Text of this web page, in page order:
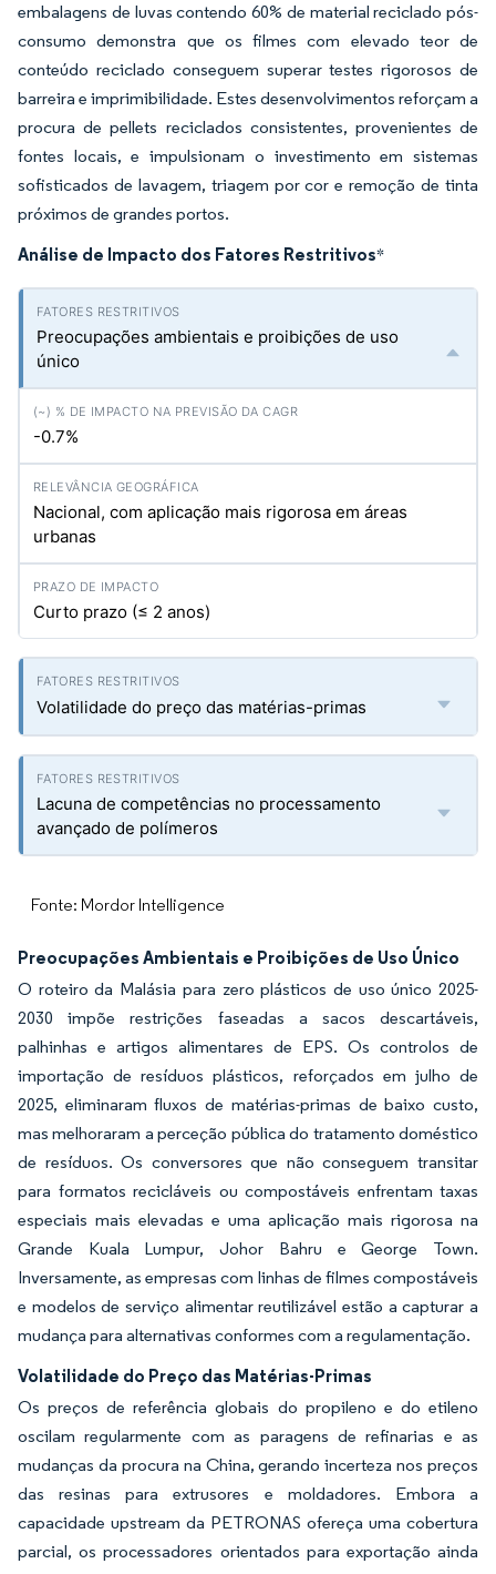
embalagens de luvas contendo 60% de material reciclado pós-
consumo demonstra que os filmes com elevado teor de
conteúdo reciclado conseguem superar testes rigorosos de
barreira e imprimibilidade. Estes desenvolvimentos reforçam a
procura de pellets reciclados consistentes, provenientes de
fontes locais, e impulsionam o investimento em sistemas
sofisticados de lavagem, triagem por cor e remoção de tinta
próximos de grandes portos.
Análise de Impacto dos Fatores Restritivos*
Preocupações ambientais e proibições de uso
único
-0.7%
Nacional, com aplicação mais rigorosa em áreas
urbanas
Curto prazo (≤ 2 anos)
Volatilidade do preço das matérias-primas
Lacuna de competências no processamento
avançado de polímeros
Fonte: Mordor Intelligence
Preocupações Ambientais e Proibições de Uso Único
O roteiro da Malásia para zero plásticos de uso único 2025-
2030 impõe restrições faseadas a sacos descartáveis,
palhinhas e artigos alimentares de EPS. Os controlos de
importação de resíduos plásticos, reforçados em julho de
2025, eliminaram fluxos de matérias-primas de baixo custo,
mas melhoraram a perceção pública do tratamento doméstico
de resíduos. Os conversores que não conseguem transitar
para formatos recicláveis ou compostáveis enfrentam taxas
especiais mais elevadas e uma aplicação mais rigorosa na
Grande Kuala Lumpur, Johor Bahru e George Town.
Inversamente, as empresas com linhas de filmes compostáveis
e modelos de serviço alimentar reutilizável estão a capturar a
mudança para alternativas conformes com a regulamentação.
Volatilidade do Preço das Matérias-Primas
Os preços de referência globais do propileno e do etileno
oscilam regularmente com as paragens de refinarias e as
mudanças da procura na China, gerando incerteza nos preços
das resinas para extrusores e moldadores. Embora a
capacidade upstream da PETRONAS ofereça uma cobertura
parcial, os processadores orientados para exportação ainda